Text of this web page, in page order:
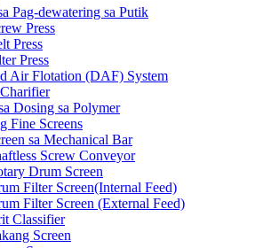
Pag-dewatering sa Putik
Press
Press
Press
Air Flotation (DAF) System
Dosing sa Polymer
Fine Screens
sa Mechanical Bar
Screw Conveyor
Drum Screen
Filter Screen(Internal Feed)
Filter Screen (External Feed)
Classifier
Screen